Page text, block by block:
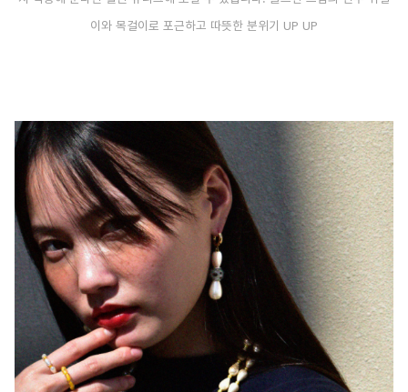
이와 목걸이로 포근하고 따뜻한 분위기 UP UP